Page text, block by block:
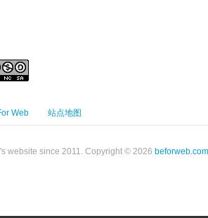
Web 站点地图
website since 2011. Copyright © 2026 beforweb.com